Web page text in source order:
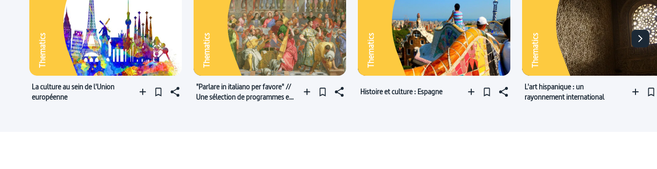
Thematics
La culture au sein de l'Union
européenne
Thematics
"Parlare in italiano per favore" //
Une sélection de programmes en
Thematics
Histoire et culture : Espagne
Thematics
L'art hispanique : un
rayonnement international